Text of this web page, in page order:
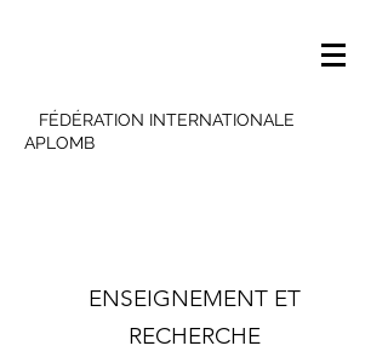
FÉDÉRATION INTERNATIONALE
APLOMB
ENSEIGNEMENT ET
RECHERCHE